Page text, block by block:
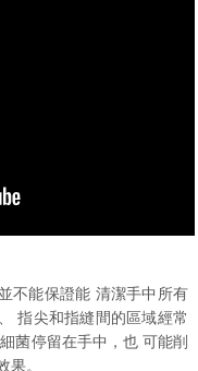
不能保證能 清潔手中所有
指尖和指縫間的區域經常
菌停留在手中，也 可能削
果。